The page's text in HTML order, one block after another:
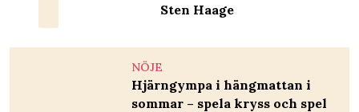
Sten Haage
NÖJE
Hjärngympa i hängmattan i
sommar – spela kryss och spel